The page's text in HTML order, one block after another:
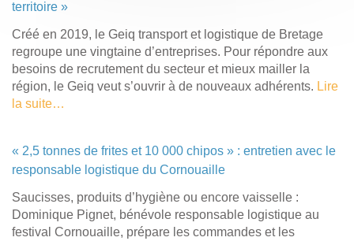
territoire »
Créé en 2019, le Geiq transport et logistique de Bretage
regroupe une vingtaine d’entreprises. Pour répondre aux
besoins de recrutement du secteur et mieux mailler la
région, le Geiq veut s’ouvrir à de nouveaux adhérents. Lire
la suite…
« 2,5 tonnes de frites et 10 000 chipos » : entretien avec le
responsable logistique du Cornouaille
Saucisses, produits d’hygiène ou encore vaisselle :
Dominique Pignet, bénévole responsable logistique au
festival Cornouaille, prépare les commandes et les